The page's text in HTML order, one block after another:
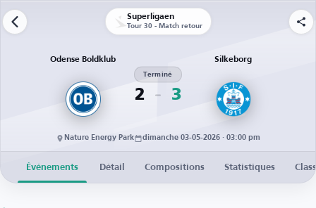
Superligaen
Tour 30 - Match retour
Odense Boldklub
2
Terminé
3
Silkeborg
Nature Energy Park dimanche 03-05-2026 · 03:00 pm
Événements Détail Compositions Statistiques